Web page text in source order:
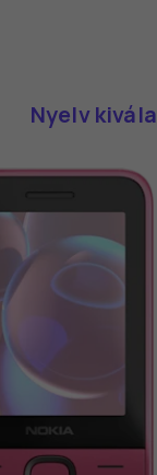
Nyelv